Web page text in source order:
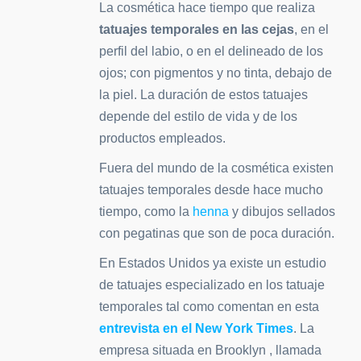
La cosmética hace tiempo que realiza
tatuajes temporales en las cejas, en el
perfil del labio, o en el delineado de los
ojos; con pigmentos y no tinta, debajo de
la piel. La duración de estos tatuajes
depende del estilo de vida y de los
productos empleados.
Fuera del mundo de la cosmética existen
tatuajes temporales desde hace mucho
tiempo, como la henna y dibujos sellados
con pegatinas que son de poca duración.
En Estados Unidos ya existe un estudio
de tatuajes especializado en los tatuaje
temporales tal como comentan en esta
entrevista en el New York Times. La
empresa situada en Brooklyn , llamada